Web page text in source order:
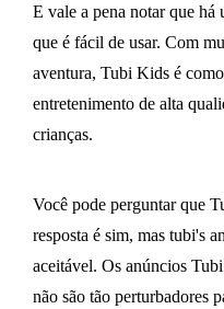
E vale a pena notar que há
que é fácil de usar. Com
aventura, Tubi Kids é
entretenimento de alta
crianças.
Você pode perguntar que
resposta é sim, mas tubi's
aceitável. Os anúncios
não são tão perturbadores